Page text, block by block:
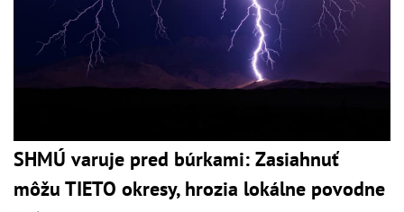
SHMÚ varuje pred búrkami: Zasiahnuť
môžu TIETO okresy, hrozia lokálne povodne